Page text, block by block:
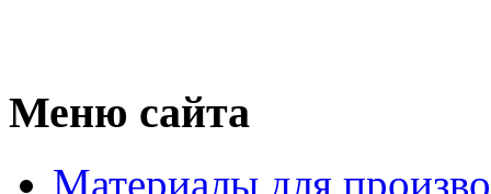
Меню сайта
Материалы для